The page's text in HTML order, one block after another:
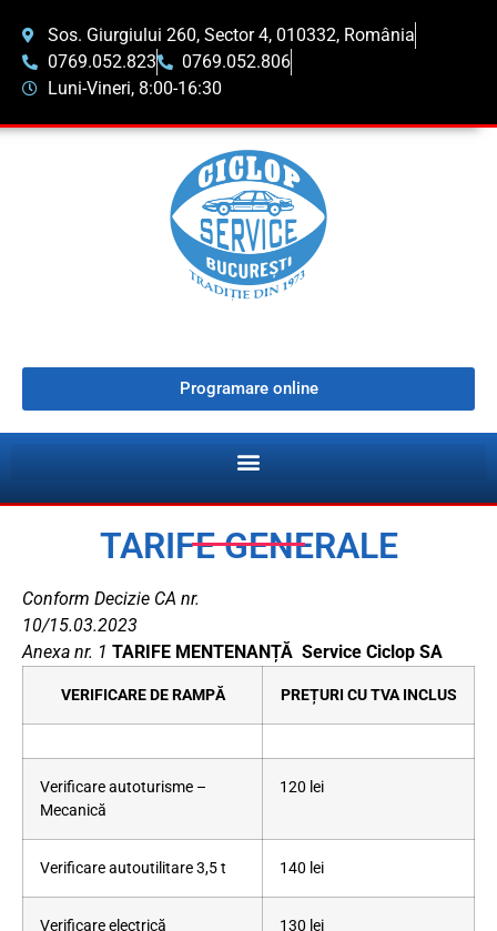
Sos. Giurgiului 260, Sector 4, 010332, România
0769.052.823
0769.052.806
Luni-Vineri, 8:00-16:30
Programare online
TARIFE GENERALE
Conform Decizie CA nr.
10/15.03.2023
Anexa nr. 1 TARIFE MENTENANȚĂ Service Ciclop SA
VERIFICARE DE RAMPĂ PREȚURI CU TVA INCLUS
Verificare autoturisme –
Mecanică
120 lei
Verificare autoutilitare 3,5 t 140 lei
Verificare electrică 130 lei